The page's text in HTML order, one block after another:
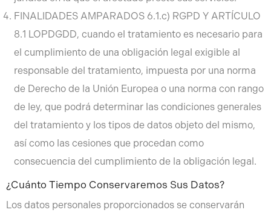
FINALIDADES AMPARADOS 6.1.c) RGPD Y ARTÍCULO
8.1 LOPDGDD, cuando el tratamiento es necesario para
el cumplimiento de una obligación legal exigible al
responsable del tratamiento, impuesta por una norma
de Derecho de la Unión Europea o una norma con rango
de ley, que podrá determinar las condiciones generales
del tratamiento y los tipos de datos objeto del mismo,
así como las cesiones que procedan como
consecuencia del cumplimiento de la obligación legal.
¿Cuánto Tiempo Conservaremos Sus Datos?
Los datos personales proporcionados se conservarán